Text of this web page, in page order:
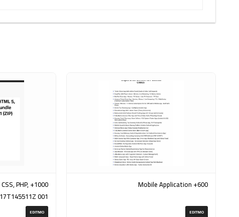
600+ Mobile Application
EDITMO
PHP,
001
(ZIP)
EDITMO